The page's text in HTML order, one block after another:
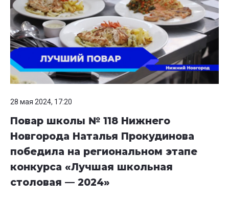
28 мая 2024, 17:20
Повар школы № 118 Нижнего
Новгорода Наталья Прокудинова
победила на региональном этапе
конкурса «Лучшая школьная
столовая — 2024»